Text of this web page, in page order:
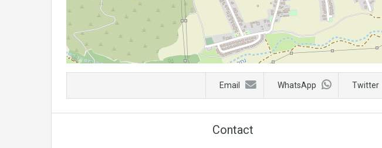
Twitter
WhatsApp
Email
Contact